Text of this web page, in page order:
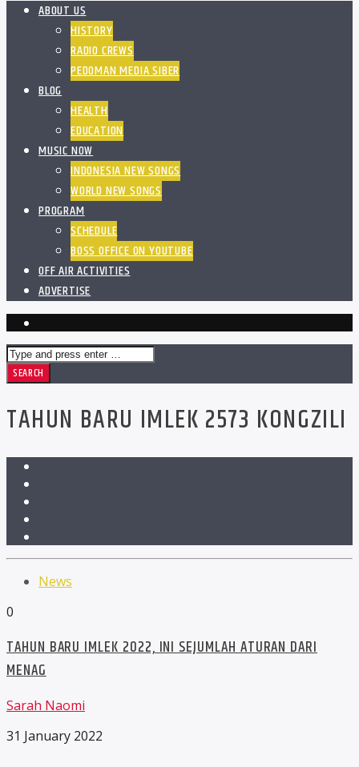
ABOUT US
HISTORY
RADIO CREWS
PEDOMAN MEDIA SIBER
BLOG
HEALTH
EDUCATION
MUSIC NOW
INDONESIA NEW SONGS
WORLD NEW SONGS
PROGRAM
SCHEDULE
BOSS OFFICE ON YOUTUBE
OFF AIR ACTIVITIES
ADVERTISE
TAHUN BARU IMLEK 2573 KONGZILI
News
0
TAHUN BARU IMLEK 2022, INI SEJUMLAH ATURAN DARI
MENAG
Sarah Naomi
31 January 2022